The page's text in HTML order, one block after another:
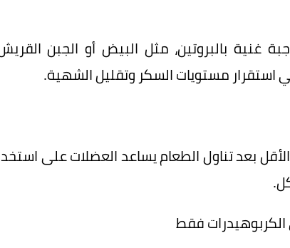
غنية بالبروتين، مثل البيض أو الجبن القريش
استقرار مستويات السكر وتقليل الشهية.
على الأقل بعد تناول الطعام يساعد العضلات على
فقط